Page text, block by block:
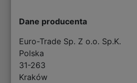
Dane producenta
Euro-Trade Sp. Z o.o. Sp.K.
Polska
31-263
Kraków